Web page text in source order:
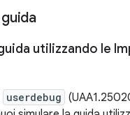
utilizzando le
userdebug